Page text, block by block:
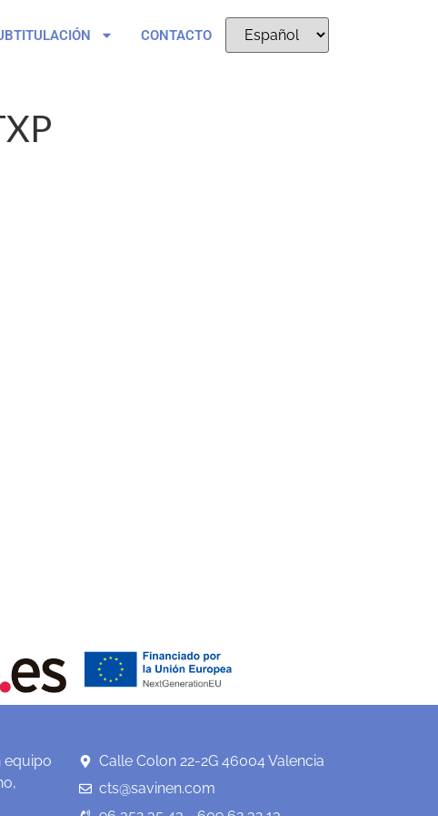
CONTACTO
equipo
Calle Colon 22-2G 46004 Valencia
cts@savinen.com